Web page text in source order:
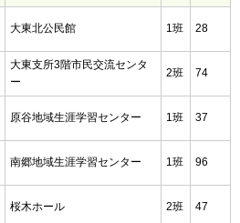
大東北公民館 1班 28
大東支所3階市民交流センタ
ー
2班 74
原谷地域生涯学習センター 1班 37
南郷地域生涯学習センター 1班 96
桜木ホール 2班 47